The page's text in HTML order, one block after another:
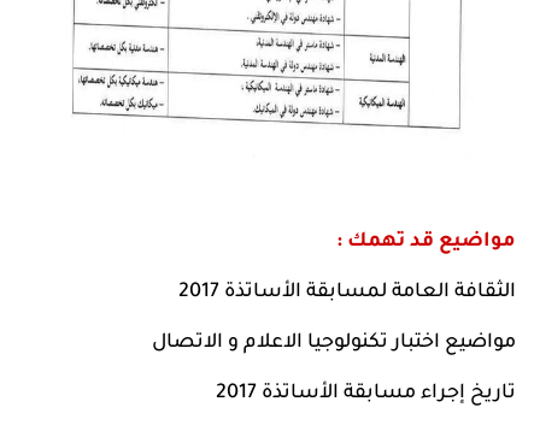
مواضيع قد تهمك :
الثقافة العامة لمسابقة الأساتذة 2017
مواضيع اختبار تكنولوجيا الاعلام و الاتصال
تاريخ إجراء مسابقة الأساتذة 2017